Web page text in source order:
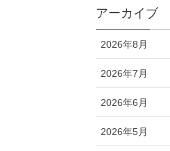
アーカイブ
2026年8月
2026年7月
2026年6月
2026年5月